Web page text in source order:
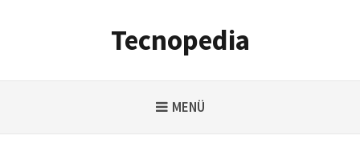
Tecnopedia
MENÜ